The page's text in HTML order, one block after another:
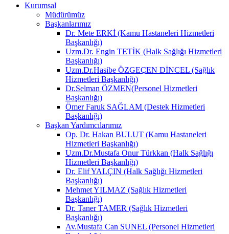
Kurumsal
Müdürümüz
Başkanlarımız
Dr. Mete ERKİ (Kamu Hastaneleri Hizmetleri
Başkanlığı)
Uzm.Dr. Engin TETİK (Halk Sağlığı Hizmetleri
Başkanlığı)
Uzm.Dr.Hasibe ÖZGEÇEN DİNCEL (Sağlık
Hizmetleri Başkanlığı)
Dr.Selman ÖZMEN(Personel Hizmetleri
Başkanlığı)
Ömer Faruk SAĞLAM (Destek Hizmetleri
Başkanlığı)
Başkan Yardımcılarımız
Op. Dr. Hakan BULUT (Kamu Hastaneleri
Hizmetleri Başkanlığı)
Uzm.Dr.Mustafa Onur Türkkan (Halk Sağlığı
Hizmetleri Başkanlığı)
Dr. Elif YALÇIN (Halk Sağlığı Hizmetleri
Başkanlığı)
Mehmet YILMAZ (Sağlık Hizmetleri
Başkanlığı)
Dr. Taner TAMER (Sağlık Hizmetleri
Başkanlığı)
Av.Mustafa Can SUNEL (Personel Hizmetleri